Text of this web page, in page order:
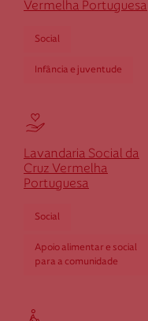
233 407 308
Cruz Vermelha
Av. Mud Juvenil -
2840-471 Seixal
212 227 746
Vermelha Portuguesa
Social
Infância e juventude
Lavandaria Social da
Cruz Vermelha
Portuguesa
Social
Apoio alimentar e social
para a comunidade